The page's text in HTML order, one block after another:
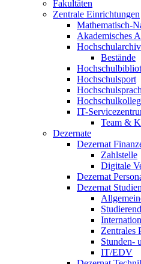
Fakultäten
Zentrale Einrichtungen
Mathematisch-
Akademisches
Hochschularchiv
Bestände
Hochschulsport
Hochschulkolleg
IT-
Team &
Dezernate
Dezernat
Zahlstelle
Digitale
Dezernat
Dezernat
Zentrales
Stunden-
IT/EDV